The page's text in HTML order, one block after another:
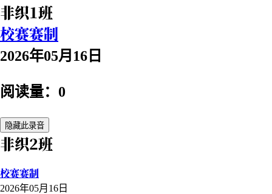
非织1班
校赛赛制
2026年05月16日
阅读量：0
隐藏此录音
非织2班
校赛赛制
2026年05月16日